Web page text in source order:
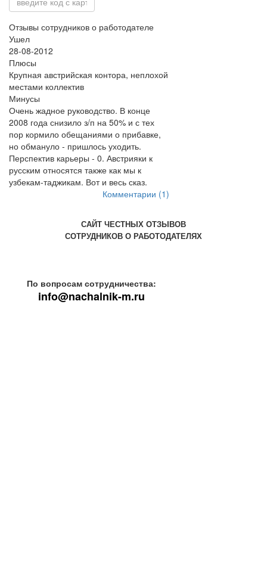
Отзывы сотрудников о работодателе
Ушел
28-08-2012
Плюсы
Крупная австрийская контора, неплохой
местами коллектив
Минусы
Очень жадное руководство. В конце
2008 года снизило з/п на 50% и с тех
пор кормило обещаниями о прибавке,
но обмануло - пришлось уходить.
Перспектив карьеры - 0. Австрияки к
русским относятся также как мы к
узбекам-таджикам. Вот и весь сказ.
Комментарии (1)
САЙТ ЧЕСТНЫХ ОТЗЫВОВ
СОТРУДНИКОВ О РАБОТОДАТЕЛЯХ
По вопросам сотрудничества:
info@nachalnik-m.ru